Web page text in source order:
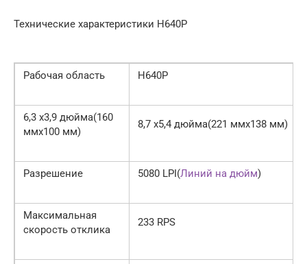
Технические характеристики H640P
Рабочая область H640P
6,3 х3,9 дюйма(160
ммх100 мм)
8,7 х5,4 дюйма(221 ммх138 мм)
Разрешение 5080 LPI(Линий на дюйм)
Максимальная
скорость отклика
233 RPS